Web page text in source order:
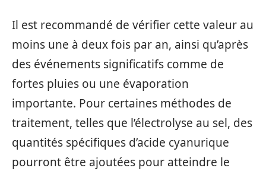
Il est recommandé de vérifier cette valeur au
moins une à deux fois par an, ainsi qu’après
des événements significatifs comme de
fortes pluies ou une évaporation
importante. Pour certaines méthodes de
traitement, telles que l’électrolyse au sel, des
quantités spécifiques d’acide cyanurique
pourront être ajoutées pour atteindre le